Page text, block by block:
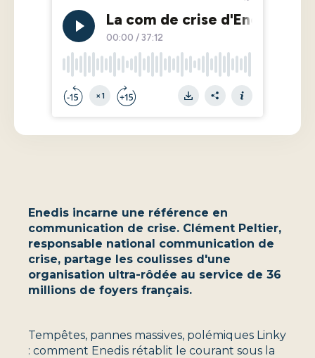
Enedis incarne une référence en
communication de crise. Clément Peltier,
responsable national communication de
crise, partage les coulisses d'une
organisation ultra-rôdée au service de 36
millions de foyers français.
Tempêtes, pannes massives, polémiques Linky
: comment Enedis rétablit le courant sous la